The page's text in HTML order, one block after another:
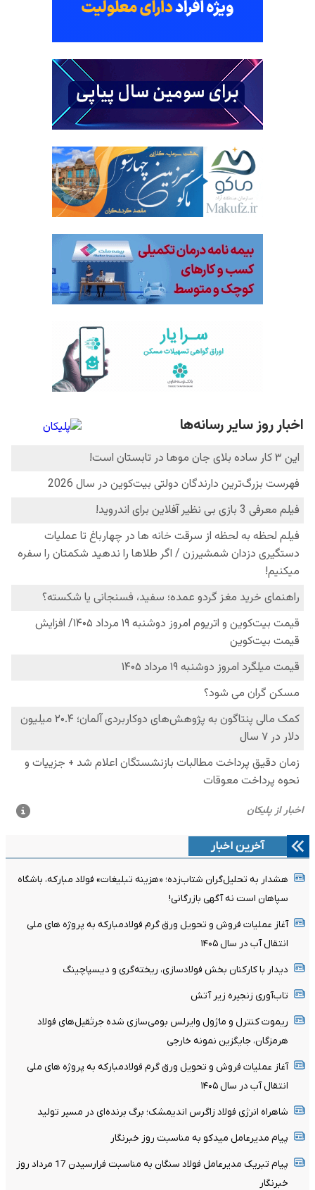
آخرین اخبار
هشدار به تحلیل‌گران شتاب‌زده؛ «هزینه تبلیغات» فولاد مبارکه، باشگاه
سپاهان است نه آگهی بازرگانی!
آغاز عملیات فروش و تحویل ورق گرم فولادمبارکه به پروژه های ملی
انتقال آب در سال ۱۴۰۵
دیدار با کارکنان بخش فولادسازی، ریخته‌گری و دیسپاچینگ
تاب‌آوری زنجیره زیر آتش
ریموت کنترل و ماژول وایرلس بومی‌سازی شده جرثقیل‌های فولاد
هرمزگان، جایگزین نمونه خارجی
آغاز عملیات فروش و تحویل ورق گرم فولادمبارکه به پروژه های ملی
انتقال آب در سال ۱۴۰۵
شاهراه انرژی فولاد زاگرس اندیمشک؛ برگ برنده‌ای در مسیر تولید
پیام مدیرعامل میدکو به مناسبت روز خبرنگار
پیام تبریک مدیرعامل فولاد سنگان به مناسبت فرارسیدن 17 مرداد روز
خبرنگار